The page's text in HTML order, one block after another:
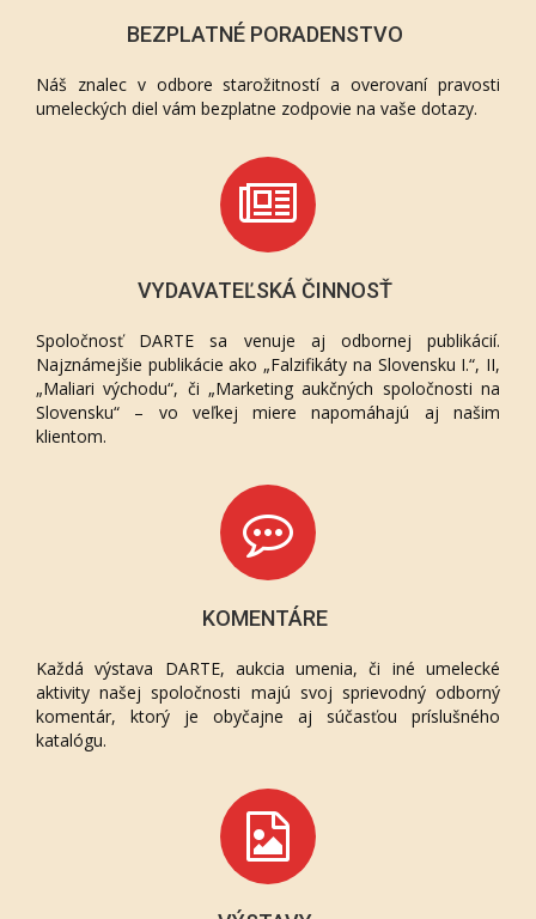
BEZPLATNÉ PORADENSTVO
Náš znalec v odbore starožitností a overovaní pravosti
umeleckých diel vám bezplatne zodpovie na vaše dotazy.
VYDAVATEĽSKÁ ČINNOSŤ
Spoločnosť DARTE sa venuje aj odbornej publikácií.
Najznámejšie publikácie ako „Falzifikáty na Slovensku I.“, II,
„Maliari východu“, či „Marketing aukčných spoločnosti na
Slovensku“ – vo veľkej miere napomáhajú aj našim
klientom.
KOMENTÁRE
Každá výstava DARTE, aukcia umenia, či iné umelecké
aktivity našej spoločnosti majú svoj sprievodný odborný
komentár, ktorý je obyčajne aj súčasťou príslušného
katalógu.